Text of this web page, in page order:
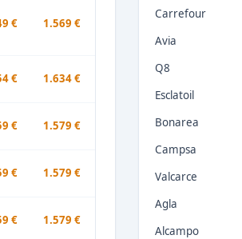
€ 1.569 €
€ 1.634 €
€ 1.579 €
€ 1.579 €
€ 1.579 €
Carrefour
Avia
Q8
Esclatoil
Bonarea
Campsa
Valcarce
Agla
Alcampo